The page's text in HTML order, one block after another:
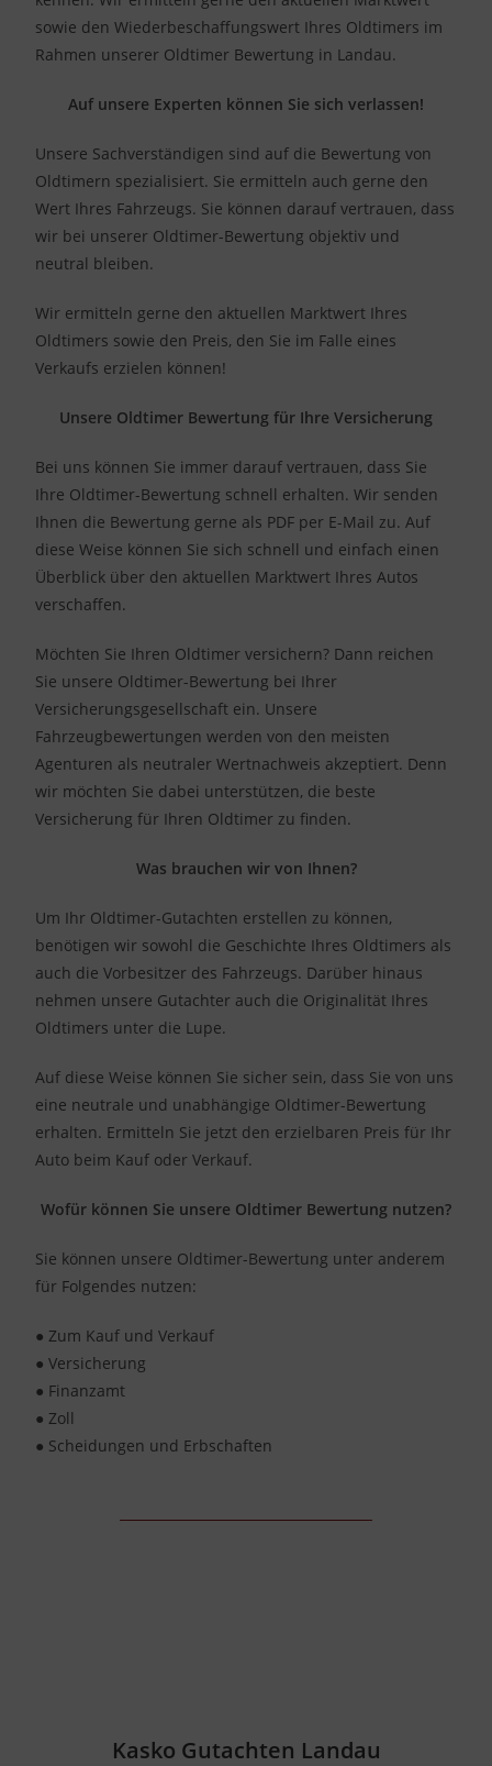
sowie den Wiederbeschaffungswert Ihres Oldtimers im
Rahmen unserer Oldtimer Bewertung in Landau.
Auf unsere Experten können Sie sich verlassen!
Unsere Sachverständigen sind auf die Bewertung von
Oldtimern spezialisiert. Sie ermitteln auch gerne den
Wert Ihres Fahrzeugs. Sie können darauf vertrauen, dass
wir bei unserer Oldtimer-Bewertung objektiv und
neutral bleiben.
Wir ermitteln gerne den aktuellen Marktwert Ihres
Oldtimers sowie den Preis, den Sie im Falle eines
Verkaufs erzielen können!
Unsere Oldtimer Bewertung für Ihre Versicherung
Bei uns können Sie immer darauf vertrauen, dass Sie
Ihre Oldtimer-Bewertung schnell erhalten. Wir senden
Ihnen die Bewertung gerne als PDF per E-Mail zu. Auf
diese Weise können Sie sich schnell und einfach einen
Überblick über den aktuellen Marktwert Ihres Autos
verschaffen.
Möchten Sie Ihren Oldtimer versichern? Dann reichen
Sie unsere Oldtimer-Bewertung bei Ihrer
Versicherungsgesellschaft ein. Unsere
Fahrzeugbewertungen werden von den meisten
Agenturen als neutraler Wertnachweis akzeptiert. Denn
wir möchten Sie dabei unterstützen, die beste
Versicherung für Ihren Oldtimer zu finden.
Was brauchen wir von Ihnen?
Um Ihr Oldtimer-Gutachten erstellen zu können,
benötigen wir sowohl die Geschichte Ihres Oldtimers als
auch die Vorbesitzer des Fahrzeugs. Darüber hinaus
nehmen unsere Gutachter auch die Originalität Ihres
Oldtimers unter die Lupe.
Auf diese Weise können Sie sicher sein, dass Sie von uns
eine neutrale und unabhängige Oldtimer-Bewertung
erhalten. Ermitteln Sie jetzt den erzielbaren Preis für Ihr
Auto beim Kauf oder Verkauf.
Wofür können Sie unsere Oldtimer Bewertung nutzen?
Sie können unsere Oldtimer-Bewertung unter anderem
für Folgendes nutzen:
● Zum Kauf und Verkauf
● Versicherung
● Finanzamt
● Zoll
● Scheidungen und Erbschaften
Kasko Gutachten Landau